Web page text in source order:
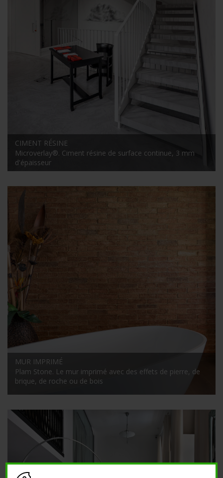
CIMENT RÉSINE
Microverlay®. Ciment résine de surface continue, 3 mm
d'épaisseur
MUR IMPRIMÉ
Plam Stone. Le mur imprimé avec des effets de pierre, de
brique, de roche ou de bois